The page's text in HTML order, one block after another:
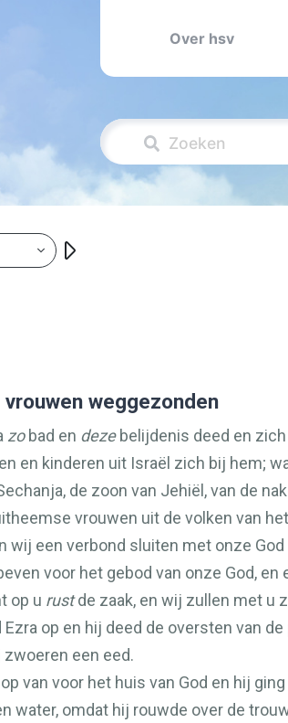
Over hsv
vrouwen weggezonden
zobad en dezebelijdenis deed en zich
en kinderen uit Israël zich bij hem;
de zoon van Jehiël, van de
vrouwen uit de volken van
wij een verbond sluiten met onze
voor het gebod van onze God,
op u rustde zaak, en wij zullen met u
Ezra op en hij deed de oversten van
zwoeren een eed.
van voor het huis van God en hij
water, omdat hij rouwde over de